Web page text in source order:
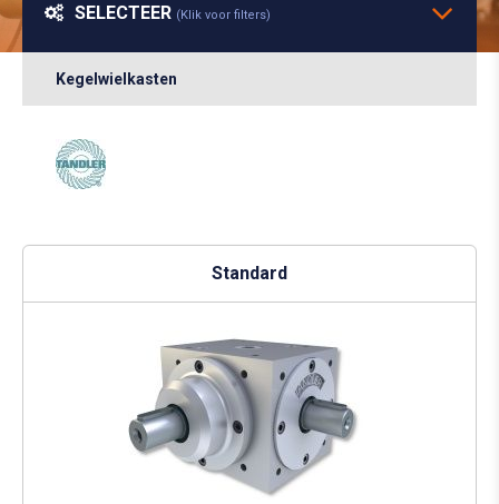
SELECTEER (Klik voor filters)
Kegelwielkasten
Standard